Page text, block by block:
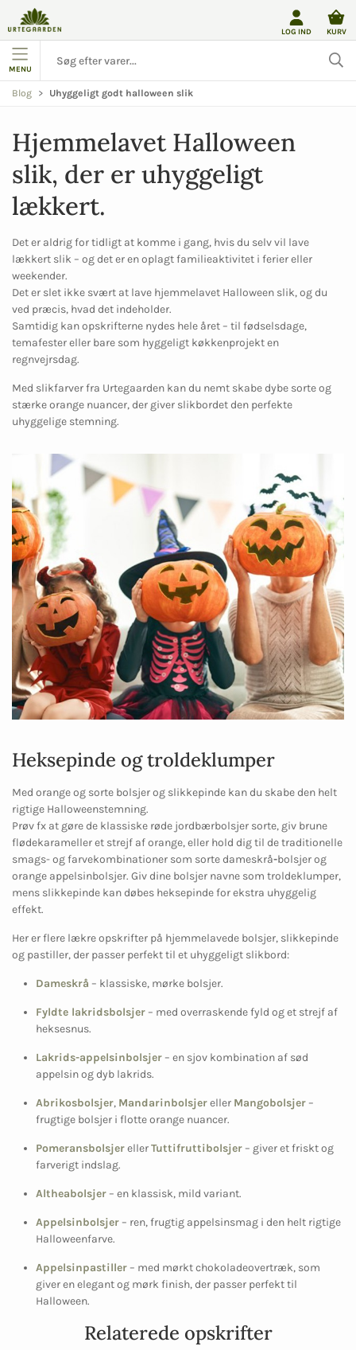
LOG IND KURV
MENU
Blog Uhyggeligt godt halloween slik
Hjemmelavet Halloween
slik, der er uhyggeligt
lækkert.
Det er aldrig for tidligt at komme i gang, hvis du selv vil lave
lækkert slik – og det er en oplagt familieaktivitet i ferier eller
weekender.
Det er slet ikke svært at lave hjemmelavet Halloween slik, og du
ved præcis, hvad det indeholder.
Samtidig kan opskrifterne nydes hele året – til fødselsdage,
temafester eller bare som hyggeligt køkkenprojekt en
regnvejrsdag.
Med slikfarver fra Urtegaarden kan du nemt skabe dybe sorte og
stærke orange nuancer, der giver slikbordet den perfekte
uhyggelige stemning.
Heksepinde og troldeklumper
Med orange og sorte bolsjer og slikkepinde kan du skabe den helt
rigtige Halloweenstemning.
Prøv fx at gøre de klassiske røde jordbærbolsjer sorte, giv brune
flødekarameller et strejf af orange, eller hold dig til de traditionelle
smags- og farvekombinationer som sorte dameskrå-bolsjer og
orange appelsinbolsjer. Giv dine bolsjer navne som troldeklumper,
mens slikkepinde kan døbes heksepinde for ekstra uhyggelig
effekt.
Her er flere lækre opskrifter på hjemmelavede bolsjer, slikkepinde
og pastiller, der passer perfekt til et uhyggeligt slikbord:
Dameskrå – klassiske, mørke bolsjer.
Fyldte lakridsbolsjer – med overraskende fyld og et strejf af
heksesnus.
Lakrids-appelsinbolsjer – en sjov kombination af sød
appelsin og dyb lakrids.
Abrikosbolsjer, Mandarinbolsjereller Mangobolsjer –
frugtige bolsjer i flotte orange nuancer.
PomeransbolsjerellerTuttifruttibolsjer – giver et friskt og
farverigt indslag.
Altheabolsjer – en klassisk, mild variant.
Appelsinbolsjer – ren, frugtig appelsinsmag i den helt rigtige
Halloweenfarve.
Appelsinpastiller – med mørkt chokoladeovertræk, som
giver en elegant og mørk finish, der passer perfekt til
Halloween.
Relaterede opskrifter